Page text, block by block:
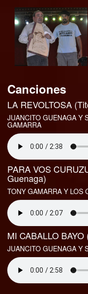
Canciones
LA REVOLTOSA
JUANCITO GUENAGA Y
GAMARRA
PARA VOS
Guenaga)
TONY GAMARRA Y LOS
MI CABALLO
JUANCITO GUENAGA Y